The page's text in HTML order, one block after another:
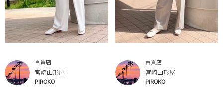
百貨店
宮崎山形屋
PIROKO
百貨店
宮崎山形屋
PIROKO